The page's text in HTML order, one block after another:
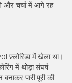
और चर्चा में आगे रह
फ़्लोरिडा में खेला था।
में थोड़ा संघर्ष
पारी पूरी की,